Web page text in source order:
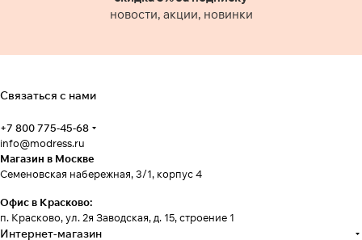
новости, акции, новинки
Связаться с нами
+7 800 775-45-68
info@modress.ru
Магазин в Москве
Семеновская набережная, 3/1, корпус 4
Офис в Красково:
п. Красково, ул. 2я Заводская, д. 15, строение 1
Интернет-магазин